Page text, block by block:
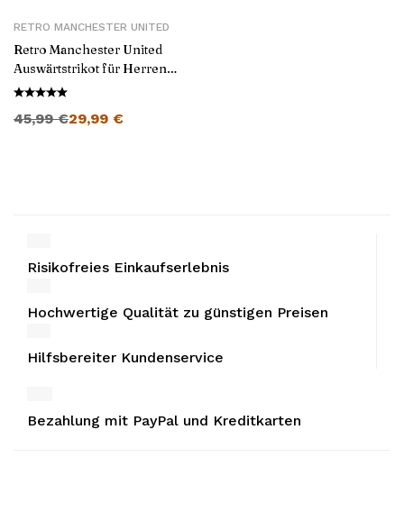
RETRO MANCHESTER UNITED
Retro Manchester United
Auswärtstrikot für Herren
1990/92
45,99€29,99 €
Risikofreies Einkaufserlebnis
Hochwertige Qualität zu günstigen Preisen
Hilfsbereiter Kundenservice
Bezahlung mit PayPal und Kreditkarten